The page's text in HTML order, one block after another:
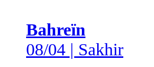
Bahreïn
08/04 | Sakhir